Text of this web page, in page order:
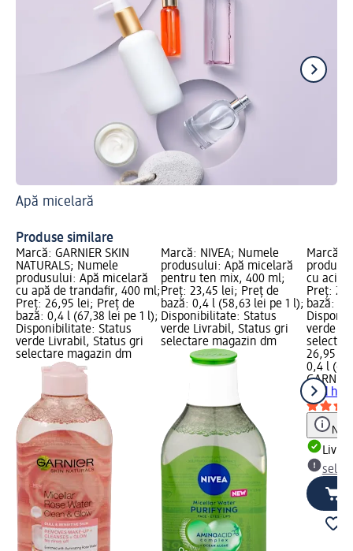
Apă micelară
Produse similare
Marcă: GARNIER SKIN
NATURALS; Numele
produsului: Apă micelară
cu apă de trandafir, 400 ml;
Preț: 26,95 lei; Preț de
bază: 0,4 l (67,38 lei pe 1 l);
Disponibilitate: Status
verde Livrabil, Status gri
selectare magazin dm
Marcă: NIVEA; Numele
produsului: Apă micelară
pentru ten mix, 400 ml;
Preț: 23,45 lei; Preț de
bază: 0,4 l (58,63 lei pe 1 l);
Disponibilitate: Status
verde Livrabil, Status gri
selectare magazin dm
Marcă:
cu acid
Preț:
bază:
verde
26,95 lei
0,4 l
GARNIER
acid
Notă